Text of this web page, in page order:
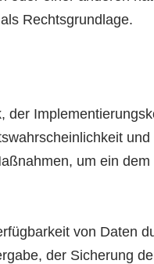
Rechtsgrundlage.
um ein
von Daten
der Sicherung